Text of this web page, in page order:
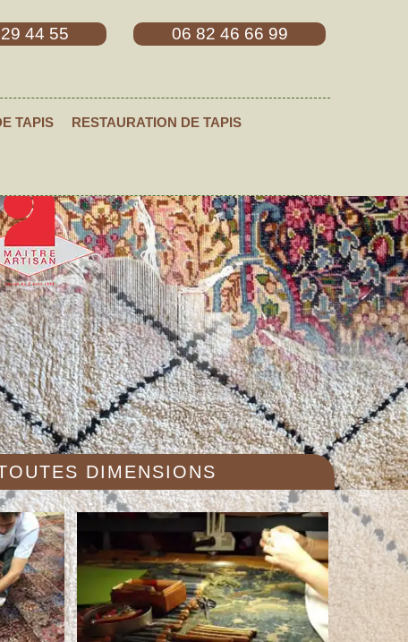
44 55 06 82 46 66 99
TAPIS RESTAURATION DE TAPIS
DIMENSIONS